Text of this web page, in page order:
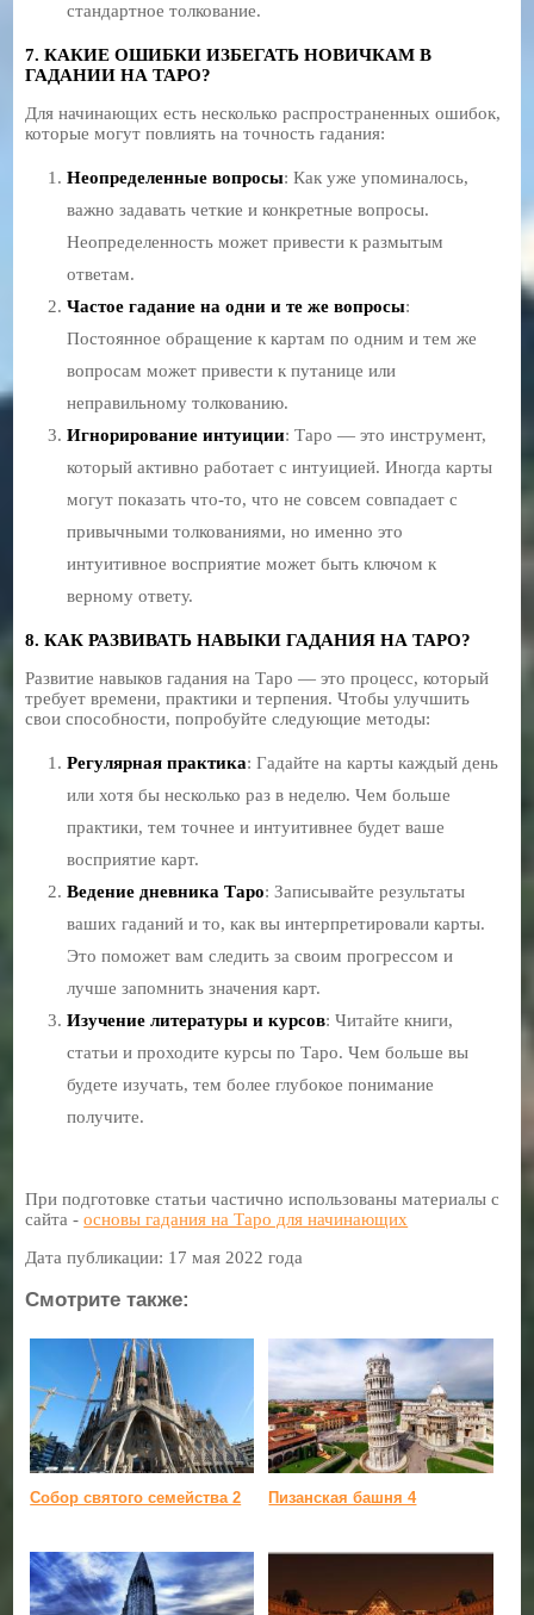
стандартное толкование.
7. КАКИЕ ОШИБКИ ИЗБЕГАТЬ НОВИЧКАМ В
ГАДАНИИ НА ТАРО?
Для начинающих есть несколько распространенных ошибок,
которые могут повлиять на точность гадания:
Неопределенные вопросы: Как уже упоминалось,
важно задавать четкие и конкретные вопросы.
Неопределенность может привести к размытым
ответам.
Частое гадание на одни и те же вопросы:
Постоянное обращение к картам по одним и тем же
вопросам может привести к путанице или
неправильному толкованию.
Игнорирование интуиции: Таро — это инструмент,
который активно работает с интуицией. Иногда карты
могут показать что-то, что не совсем совпадает с
привычными толкованиями, но именно это
интуитивное восприятие может быть ключом к
верному ответу.
8. КАК РАЗВИВАТЬ НАВЫКИ ГАДАНИЯ НА ТАРО?
Развитие навыков гадания на Таро — это процесс, который
требует времени, практики и терпения. Чтобы улучшить
свои способности, попробуйте следующие методы:
Регулярная практика: Гадайте на карты каждый день
или хотя бы несколько раз в неделю. Чем больше
практики, тем точнее и интуитивнее будет ваше
восприятие карт.
Ведение дневника Таро: Записывайте результаты
ваших гаданий и то, как вы интерпретировали карты.
Это поможет вам следить за своим прогрессом и
лучше запомнить значения карт.
Изучение литературы и курсов: Читайте книги,
статьи и проходите курсы по Таро. Чем больше вы
будете изучать, тем более глубокое понимание
получите.
При подготовке статьи частично использованы материалы с
сайта -основы гадания на Таро для начинающих
Дата публикации: 17 мая 2022 года
Смотрите также:
Собор святого семейства 2 Пизанская башня 4